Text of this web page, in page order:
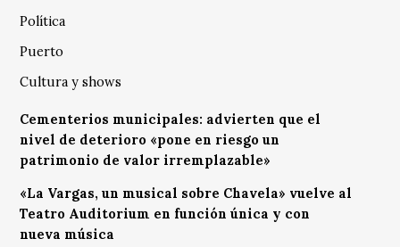
Política
Puerto
Cultura y shows
Cementerios municipales: advierten que el
nivel de deterioro «pone en riesgo un
patrimonio de valor irremplazable»
«La Vargas, un musical sobre Chavela» vuelve al
Teatro Auditorium en función única y con
nueva música